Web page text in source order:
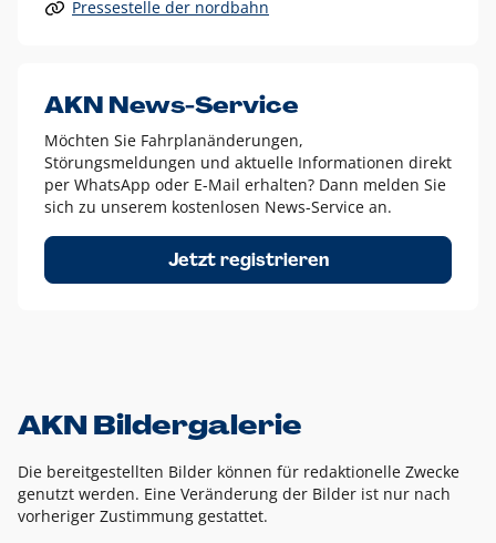
Alle anderen Logo-Varianten dürfen nur in Ausnahmefällen
Diese Ausnahmen sind zum Beispiel:
dem AKN Blau,
weißes Logo auf Fotohintergründen,
schwarzes Logo für reine Schwarz-Weiß-Umsetzungen
Um das Logo herum muss ein Schutzraum von jeweils einer
Höhe bzw. Breite des N aus AKN in alle Richtungen
Pressestelle der nordbahn
AKN News-Service
Möchten Sie Fahrplanänderungen,
Störungsmeldungen und aktuelle Informationen direkt
per WhatsApp oder E-Mail erhalten? Dann melden Sie
sich zu unserem kostenlosen News-Service an.
Jetzt registrieren
AKN Bildergalerie
Die bereitgestellten Bilder können für redaktionelle Zwecke
genutzt werden. Eine Veränderung der Bilder ist nur nach
vorheriger Zustimmung gestattet.